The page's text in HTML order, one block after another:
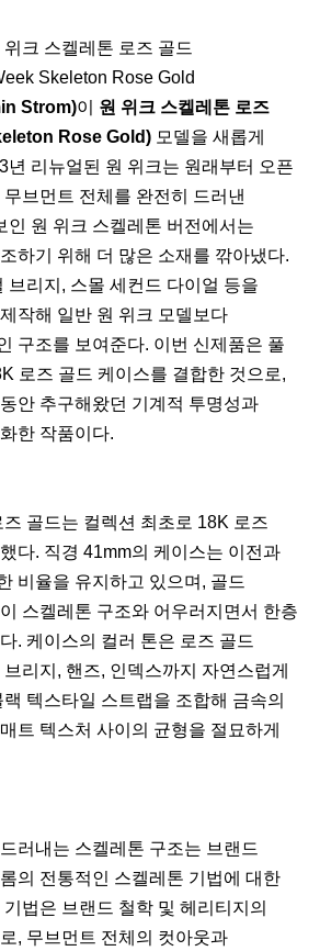
Skeleton Rose Gold
Strom)이 원 위크 스켈레톤 로즈
Rose Gold) 모델을 새롭게
년 리뉴얼된 원 위크는 원래부터 오픈
브먼트 전체를 완전히 드러낸
인 원 위크 스켈레톤 버전에서는
하기 위해 더 많은 소재를 깎아냈다.
브리지, 스몰 세컨드 다이얼 등을
작해 일반 원 위크 모델보다
구조를 보여준다. 이번 신제품은 풀
로즈 골드 케이스를 결합한 것으로,
안 추구해왔던 기계적 투명성과
한 작품이다.
골드는 컬렉션 최초로 18K 로즈
다. 직경 41mm의 케이스는 이전과
비율을 유지하고 있으며, 골드
스켈레톤 구조와 어우러지면서 한층
. 케이스의 컬러 톤은 로즈 골드
리지, 핸즈, 인덱스까지 자연스럽게
텍스타일 스트랩을 조합해 금속의
트 텍스처 사이의 균형을 절묘하게
러내는 스켈레톤 구조는 브랜드
의 전통적인 스켈레톤 기법에 대한
법은 브랜드 철학 및 헤리티지의
, 무브먼트 전체의 컷아웃과